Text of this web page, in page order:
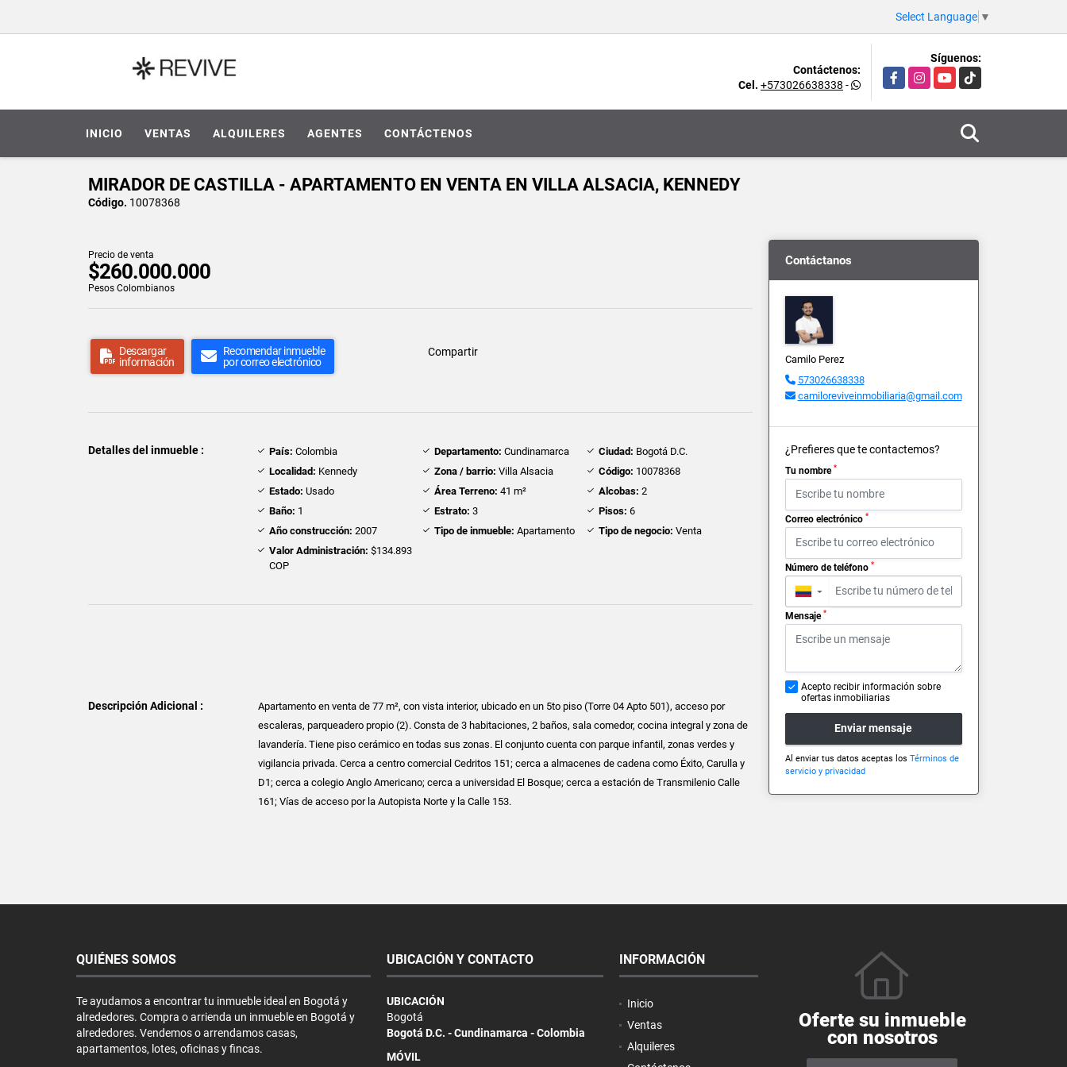
Select Language ▼
Contáctenos:
Cel. +573026638338 -
Síguenos:
FacebookInstagramYouTubeTikTok
INICIO VENTAS ALQUILERES AGENTES CONTÁCTENOS
MIRADOR DE CASTILLA - APARTAMENTO EN VENTA EN VILLA ALSACIA, KENNEDY
Código. 10078368
Precio de venta
$260.000.000
Pesos Colombianos
Descargar
información
Recomendar inmueble
por correo electrónico
Compartir
Detalles del inmueble : País: Colombia Departamento: Cundinamarca Ciudad: Bogotá D.C.
Localidad: Kennedy Zona / barrio: Villa Alsacia Código: 10078368
Estado: Usado Área Terreno: 41 m² Alcobas: 2
Baño: 1 Estrato: 3 Pisos: 6
Año construcción: 2007 Tipo de inmueble: Apartamento Tipo de negocio: Venta
Valor Administración: $134.893
COP
Descripción Adicional :
Apartamento en venta de 77 m², con vista interior, ubicado en un 5to piso (Torre 04 Apto 501), acceso por
escaleras, parqueadero propio (2). Consta de 3 habitaciones, 2 baños, sala comedor, cocina integral y zona de
lavandería. Tiene piso cerámico en todas sus zonas. El conjunto cuenta con parque infantil, zonas verdes y
vigilancia privada. Cerca a centro comercial Cedritos 151; cerca a almacenes de cadena como Éxito, Carulla y
D1; cerca a colegio Anglo Americano; cerca a universidad El Bosque; cerca a estación de Transmilenio Calle
161; Vías de acceso por la Autopista Norte y la Calle 153.
Contáctanos
Camilo Perez
573026638338
camiloreviveinmobiliaria@gmail.com
¿Prefieres que te contactemos?
Tu nombre *
Correo electrónico *
Número de teléfono *
▼
Mensaje *
Acepto recibir información sobre
ofertas inmobiliarias
Enviar mensaje
Al enviar tus datos aceptas los Términos de
servicio y privacidad
QUIÉNES SOMOS
Te ayudamos a encontrar tu inmueble ideal en Bogotá y
alrededores. Compra o arrienda un inmueble en Bogotá y
alrededores. Vendemos o arrendamos casas,
apartamentos, lotes, oficinas y fincas.
UBICACIÓN Y CONTACTO
UBICACIÓN
Bogotá
Bogotá D.C. - Cundinamarca - Colombia
MÓVIL
INFORMACIÓN
Inicio
Ventas
Alquileres
Oferte su inmueble
con nosotros